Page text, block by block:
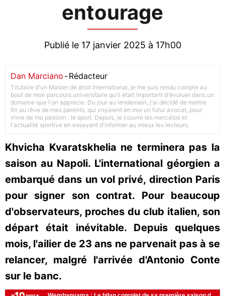
entourage
Publié le 17 janvier 2025 à 17h00
Dan Marciano -Rédacteur
Titulaire d'un Master de droit international, je me suis rendu compte au
bout de mon parcours universitaire qu'il était important d'évoluer dans un
domaine que l'on apprécie. Du jour au lendemain, j'ai décidé de mettre
fin au rêve de mes parents, qui voyaient en moi un futur avocat, pour
vivre de ma passion : le sport. Depuis, je couvre les mercatos et
l'actualité sportive en essayant d'informer au mieux les lecteurs.
Khvicha Kvaratskhelia ne terminera pas la
saison au Napoli. L'international géorgien a
embarqué dans un vol privé, direction Paris
pour signer son contrat. Pour beaucoup
d'observateurs, proches du club italien, son
départ était inévitable. Depuis quelques
mois, l'ailier de 23 ans ne parvenait pas à se
relancer, malgré l'arrivée d'Antonio Conte
sur le banc.